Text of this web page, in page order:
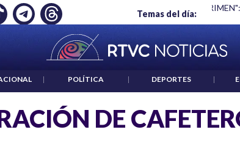
Temas del día:
EMPLEO: JP MORGAN "HABLAR NO ES UN
| POLÍTICA | DEPORTES |
DE